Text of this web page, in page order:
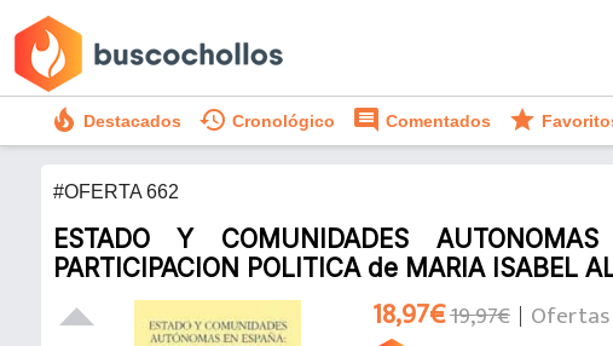
local_fire_department Destacados history Cronológico comment Comentados star
#OFERTA 662
ESTADO Y COMUNIDADES
PARTICIPACION POLITICA de MARIA ISABEL
18,97€19,97€ Ofertas